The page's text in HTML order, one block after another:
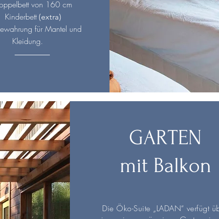
von 160 cm
Kinderbett (extra)
für Mantel und
Kleidung.
GARTEN
mit Balkon
Die Öko-Suite „LADAN“ verfügt